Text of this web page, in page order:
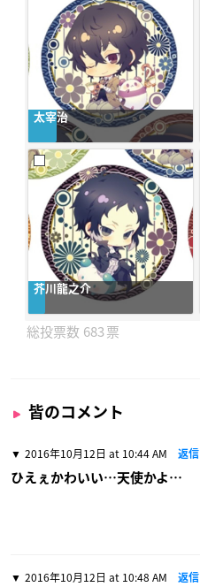
太宰治
芥川龍之介
683
皆のコメント
2016年10月12日 at 10:44 AM 返信
ひえぇかわいい…天使かよ…
2016年10月12日 at 10:48 AM 返信